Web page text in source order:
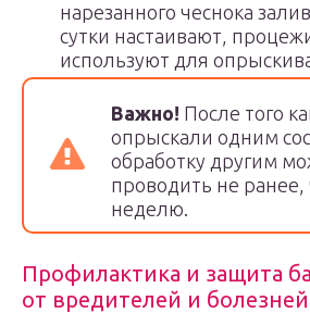
нарезанного чеснока
сутки настаивают,
используют для
Важно! После того
опрыскали одним
обработку другим
проводить не ранее,
неделю.
Профилактика и защита
от вредителей и болезней